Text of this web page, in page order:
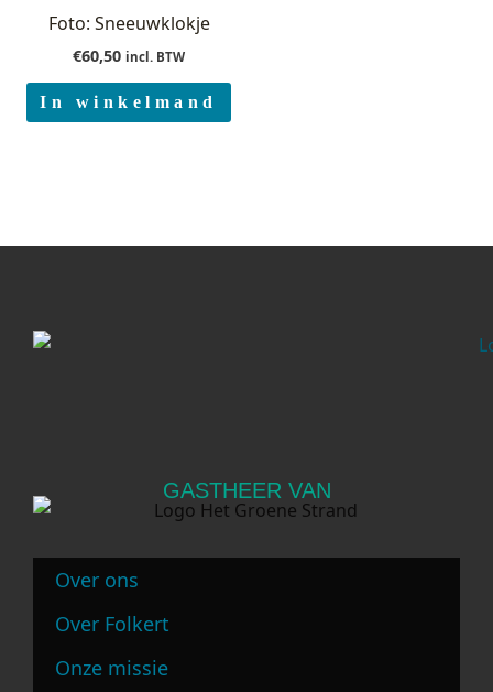
Foto: Sneeuwklokje
€60,50 incl. BTW
In winkelmand
GASTHEER VAN
Over ons
Over Folkert
Onze missie